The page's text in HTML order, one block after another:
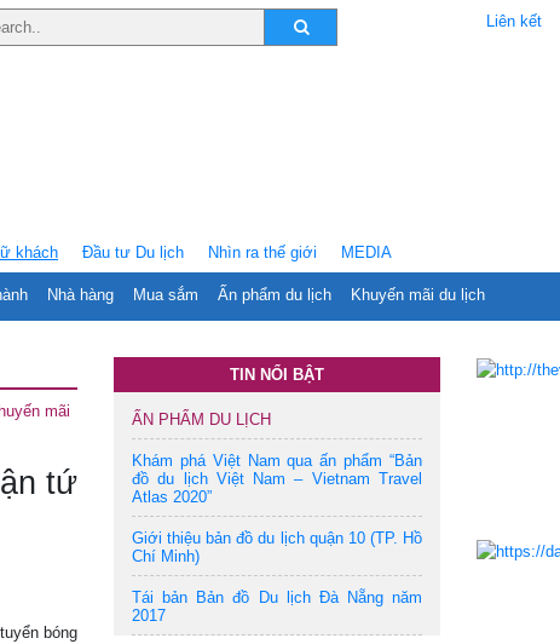
Liên kết
khách
Nhà hàng Mua sắm Ấn phẩm du lịch Khuyến mãi du lịch
Ðầu tư Du lịch Nhìn ra thế giới MEDIA
mãi
tứ
bóng
TIN NỔI BẬT
ẤN PHẨM DU LỊCH
Khám phá Việt Nam qua ấn phẩm “Bản
đồ du lịch Việt Nam – Vietnam Travel
Atlas 2020”
Giới thiệu bản đồ du lịch quận 10 (TP. Hồ
Chí Minh)
Tái bản Bản đồ Du lịch Đà Nẵng năm
2017